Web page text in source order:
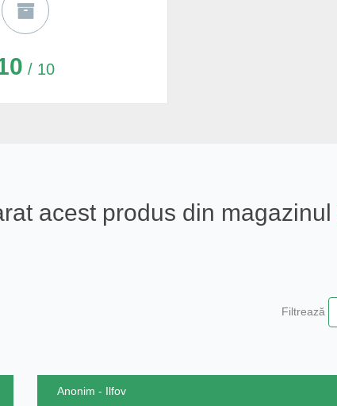
/ 10
acest produs din magazinul
Filtrează
Anonim - Ilfov